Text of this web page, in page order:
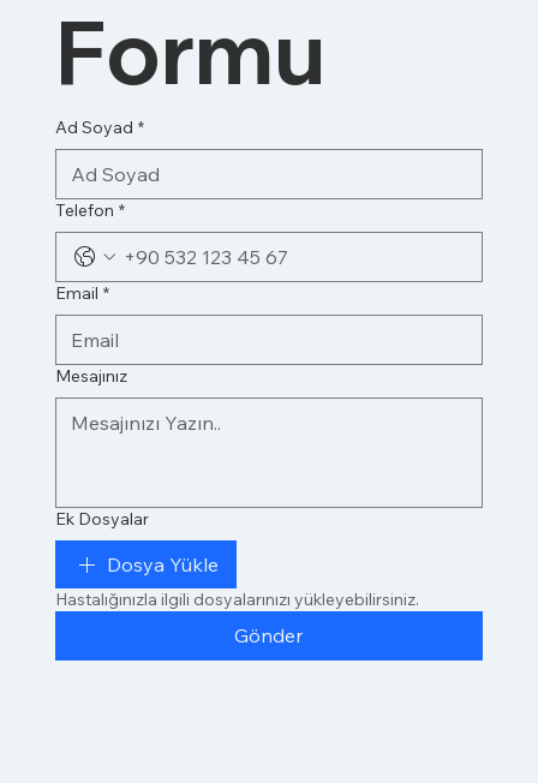
Formu
Ad Soyad *
Telefon *
Email *
Mesajınız
Ek Dosyalar
Dosya Yükle
Hastalığınızla ilgili dosyalarınızı yükleyebilirsiniz.
Gönder